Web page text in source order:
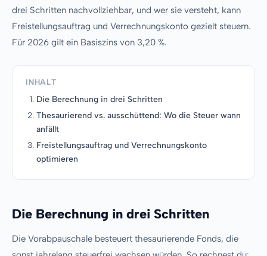
drei Schritten nachvollziehbar, und wer sie versteht, kann
Freistellungsauftrag und Verrechnungskonto gezielt steuern.
Für 2026 gilt ein Basiszins von 3,20 %.
INHALT
Die Berechnung in drei Schritten
Thesaurierend vs. ausschüttend: Wo die Steuer wann
anfällt
Freistellungsauftrag und Verrechnungskonto
optimieren
Die Berechnung in drei Schritten
Die Vorabpauschale besteuert thesaurierende Fonds, die